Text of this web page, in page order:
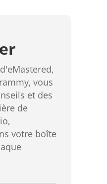
vous
et des
de
votre boîte